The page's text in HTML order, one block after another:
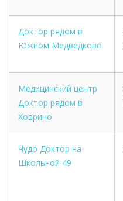
Доктор рядом в
Южном Медведково
Медицинский центр
Доктор рядом в
Ховрино
Чудо Доктор на
Школьной 49